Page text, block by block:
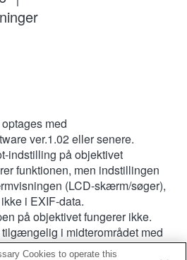
med
ver.1.02 eller senere.
indstilling på objektivet
funktionen, men indstillingen
(LCD-skærm/søger),
i EXIF-data.
på objektivet fungerer ikke.
i midterområdet med
eller senere.
Cookies to operate this